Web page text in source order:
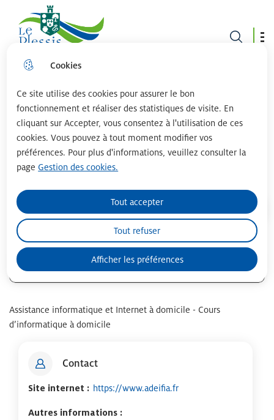
Cookies
Ce site utilise des cookies pour assurer le bon
fonctionnement et réaliser des statistiques de visite. En
cliquant sur Accepter, vous consentez à l'utilisation de ces
cookies. Vous pouvez à tout moment modifier vos
préférences. Pour plus d'informations, veuillez consulter la
page Gestion des cookies.
Afficher les préférences
Tout accepter
Tout refuser
Aller
menu
principal
Le plessis robinson
ADEIFIA PARTICULIERS
SERVICES À DOMICILE
Accueil
Assistance informatique et Internet à domicile - Cours
d’informatique à domicile
Contact
Site internet : https://www.adeifia.fr
Autres informations :